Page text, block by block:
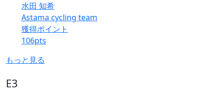
水田 知希
Astama cycling team
獲得ポイント
106pts
もっと見る
E3